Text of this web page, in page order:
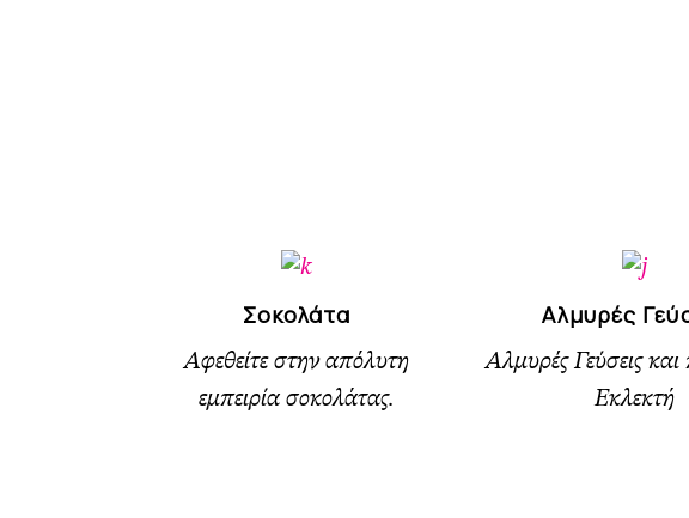
Σοκολάτα
Αφεθείτε στην απόλυτη
εμπειρία σοκολάτας.
Αλμυρές
Αλμυρές Γεύσεις και
Εκλεκτή